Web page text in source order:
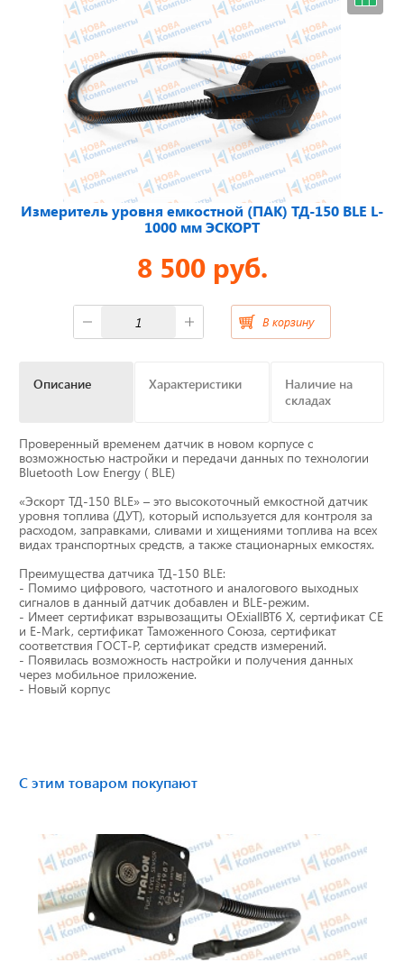
Акции. Скидки.
Спецпредложения.
Узнать подробнее...
Отвечаем на актуальные
вопросы
Приборные панели
Видеонаблюдение на транспорте
GPS и ГЛОНАСС трекеры
Датчики уровня топлива
Блоки СКЗИ (НКМ)
Тахографы
Элементы питания
GPS/GSM Антенны
Картриджи для принтеров этикеток
Короба для тахографов
Переходники, оси датчиков скорости
Спидометры
Измеритель уровня емкостной (ПАК) ТД-150 BLE L-
1000 мм ЭСКОРТ
8 500 руб.
В корзину
Описание Характеристики
Наличие на
складах
Проверенный временем датчик в новом корпусе с
возможностью настройки и передачи данных по технологии
Bluetooth Low Energy ( BLE)
«Эскорт ТД-150 BLE» – это высокоточный емкостной датчик
уровня топлива (ДУТ), который используется для контроля за
расходом, заправками, сливами и хищениями топлива на всех
видах транспортных средств, а также стационарных емкостях.
Преимущества датчика ТД-150 BLE:
- Помимо цифрового, частотного и аналогового выходных
сигналов в данный датчик добавлен и BLE-режим.
- Имеет сертификат взрывозащиты OExiallBT6 X, сертификат СЕ
и E-Mark, сертификат Таможенного Союза, сертификат
соответствия ГОСТ-Р, сертификат средств измерений.
- Появилась возможность настройки и получения данных
через мобильное приложение.
- Новый корпус
С этим товаром покупают